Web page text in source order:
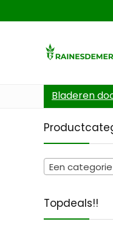
Bladeren
Een
Topdeals!!